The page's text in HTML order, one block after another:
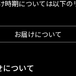
時期については以下
お届けについて
について